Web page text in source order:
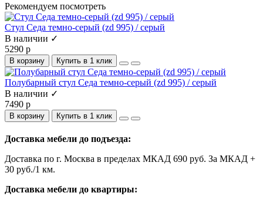
Рекомендуем посмотреть
Стул Седа темно-серый (zd 995) / серый
В наличии ✓
5290 р
В корзину Купить в 1 клик
Полубарный стул Седа темно-серый (zd 995) / серый
В наличии ✓
7490 р
В корзину Купить в 1 клик
Доставка мебели до подъезда:
Доставка по г. Москва в пределах МКАД 690 руб. За МКАД +
30 руб./1 км.
Доставка мебели до квартиры: